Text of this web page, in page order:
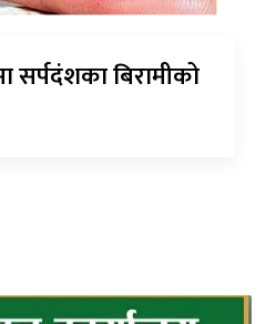
सर्पदंशका बिरामीको